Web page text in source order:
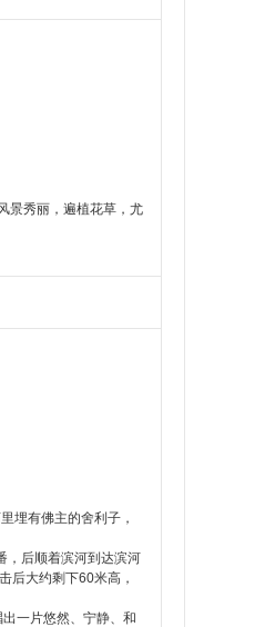
秀丽，遍植花草，尤
有佛主的舍利子，
后顺着滨河到达滨河
后大约剩下60米高，
一片悠然、宁静、和